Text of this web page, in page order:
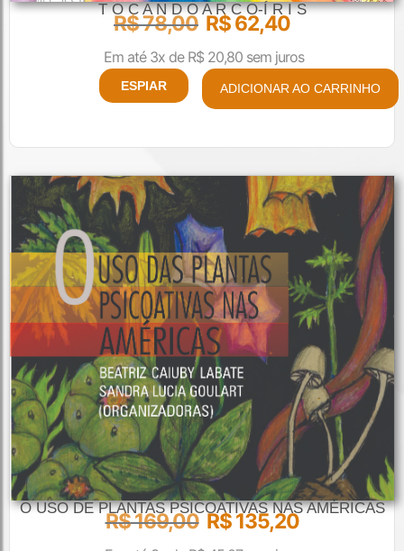
T O C A N D O A R C O-Í R I S
R$78,00 R$62,40
Em até 3x de R$ 20,80 sem juros
ESPIAR ADICIONAR AO CARRINHO
O USO DE PLANTAS PSICOATIVAS NAS AMÉRICAS
R$169,00 R$135,20